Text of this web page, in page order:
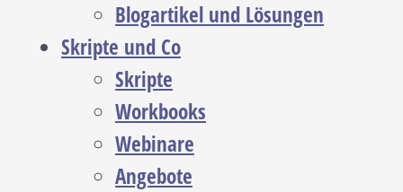
Blogartikel und Lösungen
Skripte und Co
Skripte
Workbooks
Webinare
Angebote